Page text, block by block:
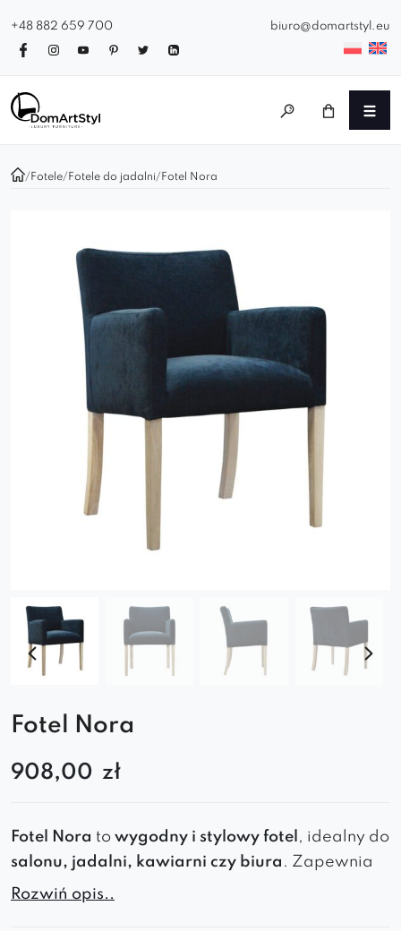
+48 882 659 700 biuro@domartstyl.eu
/ Fotele/ Fotele do jadalni/ Fotel Nora
Fotel Nora
908,00 zł
Fotel Nora to wygodny i stylowy fotel , idealny do
salonu, jadalni, kawiarni czy biura . Zapewnia
komfort, trwałość i elegancki wygląd
Rozwiń opis..